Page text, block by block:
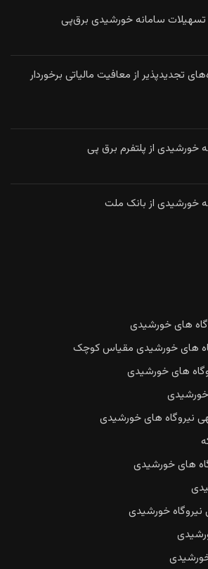
تسهیلات سامانه خورشیدی برق‌پی
تجدیدپذیر از معافیت مالیاتی برخوردار
خورشیدی از پلتفرم برق پی
خورشیدی از بانک ملت
های خورشیدی
های خورشیدی مقیاس کوچک
های خورشیدی
خورشیدی
نیروگاه های خورشیدی
های خورشیدی
نیروگاه خورشیدی